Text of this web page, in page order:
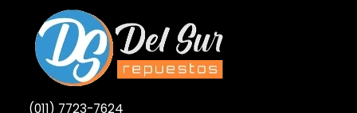
(011) 7723-7624